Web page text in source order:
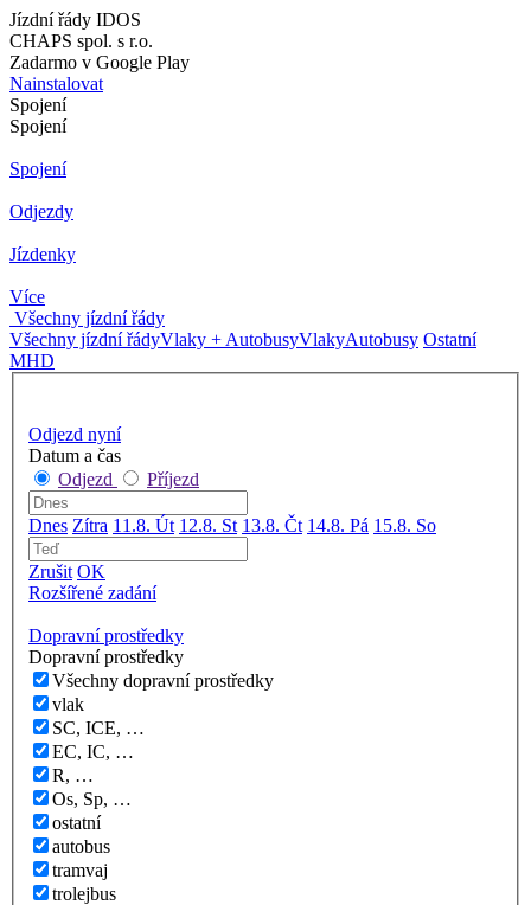
Jízdní řády IDOS
CHAPS spol. s r.o.
Zadarmo v Google Play
Nainstalovat
Spojení
Spojení
Spojení
Odjezdy
Jízdenky
Více
Všechny jízdní řády
Všechny jízdní řádyVlaky + AutobusyVlakyAutobusy Ostatní
MHD
Odjezd nyní
Datum a čas
Odjezd
Příjezd
Dnes Zítra 11.8. Út 12.8. St 13.8. Čt 14.8. Pá 15.8. So
Zrušit OK
Rozšířené zadání
Dopravní prostředky
Dopravní prostředky
Všechny dopravní prostředky
vlak
SC, ICE, …
EC, IC, …
R, …
Os, Sp, …
ostatní
autobus
tramvaj
trolejbus